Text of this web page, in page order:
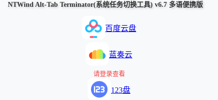
NTWind Alt-Tab Terminator(系统任务切换工具) v6.7 多语便携版
百度云盘
蓝奏云
请登录查看
123盘